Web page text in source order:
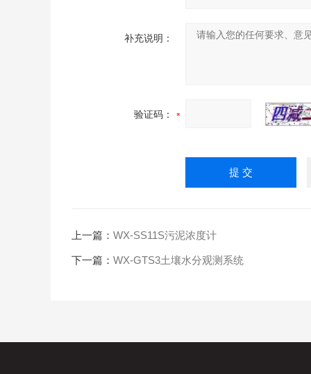
补充说明：
验证码：
上一篇： WX-SS11S污泥浓度计
下一篇： WX-GTS3土壤水分观测系统